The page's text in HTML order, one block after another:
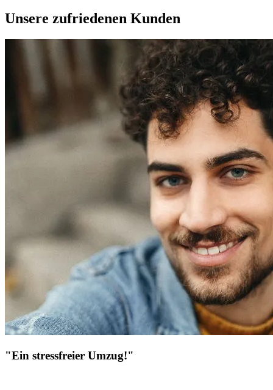
Unsere zufriedenen Kunden
"Ein stressfreier Umzug!"